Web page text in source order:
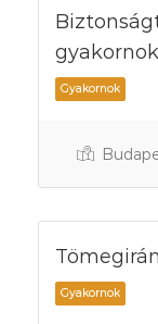
gyakornok
Gyakornok